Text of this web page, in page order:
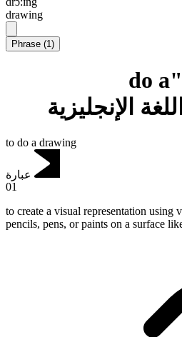
drawing
Phrase (1)
تعريف ومعنى "do a
to do a drawing
عبارة
01
to create a visual representation using
pencils, pens, or paints on a surface